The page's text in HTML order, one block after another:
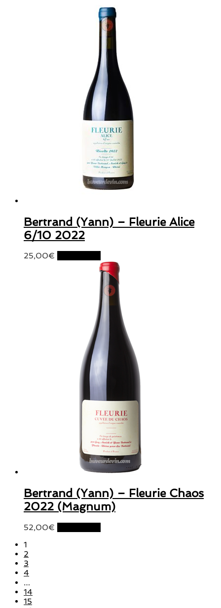
Bertrand (Yann) – Fleurie Alice
6/10 2022
25,00€
Bertrand (Yann) – Fleurie Chaos
2022 (Magnum)
52,00€
1
2
3
4
…
14
15